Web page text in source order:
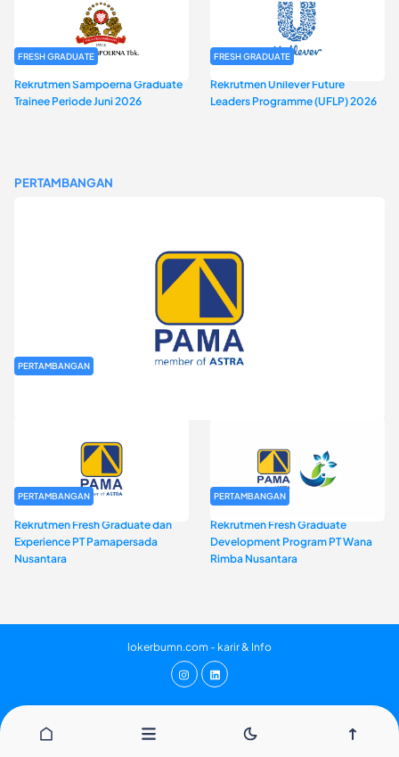
FRESH GRADUATE
Rekrutmen Sampoerna Graduate
Trainee Periode Juni 2026
FRESH GRADUATE
Rekrutmen Unilever Future
Leaders Programme (UFLP) 2026
PERTAMBANGAN
PERTAMBANGAN
PERTAMBANGAN
Rekrutmen Fresh Graduate dan
Experience PT Pamapersada
Nusantara
PERTAMBANGAN
Rekrutmen Fresh Graduate
Development Program PT Wana
Rimba Nusantara
lokerbumn.com - karir & Info